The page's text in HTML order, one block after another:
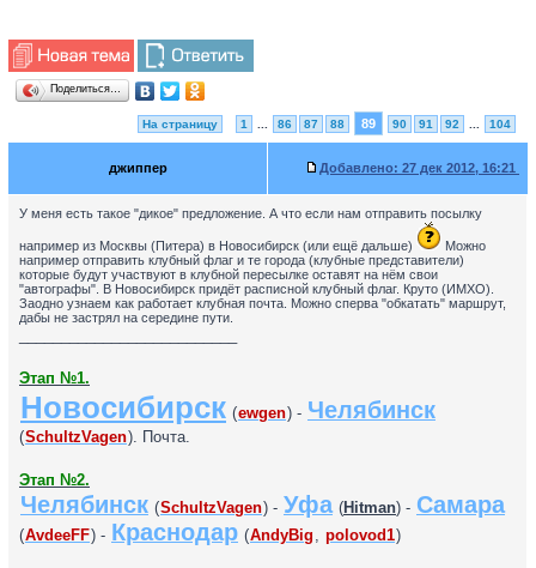
Поделиться…
На страницу 1 86 87 88 89 90 91 92 104
джиппер Добавлено: 27 дек 2012, 16:21
У меня есть такое "дикое" предложение. А что если нам отправить посылку
например из Москвы (Питера) в Новосибирск (или ещё дальше)
Можно
например отправить клубный флаг и те города (клубные представители)
которые будут участвуют в клубной пересылке оставят на нём свои
"автографы". В Новосибирск придёт расписной клубный флаг. Круто (ИМХО).
Заодно узнаем как работает клубная почта. Можно сперва "обкатать" маршрут,
дабы не застрял на середине пути.
Этап №1.
Новосибирск (ewgen) - Челябинск
(SchultzVagen). Почта.
Этап №2.
Челябинск (SchultzVagen) - Уфа (Hitman) - Самара
(AvdeeFF) - Краснодар (AndyBig , polovod1)